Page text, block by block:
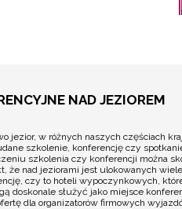
NAD JEZIOREM
jezior, w różnych naszych częściach
szkolenie, konferencję czy
szkolenia czy konferencji można
że nad jeziorami jest ulokowanych
czy to hoteli wypoczynkowych,
doskonale służyć jako miejsce
dla organizatorów firmowych